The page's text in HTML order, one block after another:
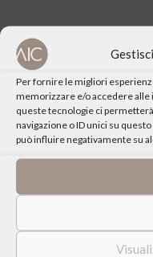
Per fornire le migliori
memorizzare e/o accedere alle
queste tecnologie ci
navigazione o ID unici su
può influire negativamente su